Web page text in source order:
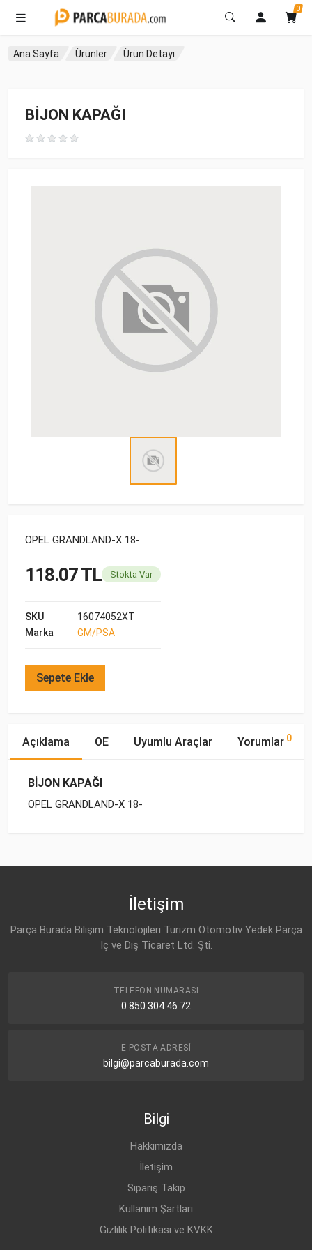
0
Ana Sayfa Ürünler Ürün Detayı
BİJON KAPAĞI
OPEL GRANDLAND-X 18-
118.07 TL Stokta Var
SKU
16074052XT
Marka
GM/PSA
Sepete Ekle
Açıklama OE Uyumlu Araçlar Yorumlar 0
BİJON KAPAĞI
OPEL GRANDLAND-X 18-
İletişim
Parça Burada Bilişim Teknolojileri Turizm Otomotiv Yedek Parça
İç ve Dış Ticaret Ltd. Şti.
TELEFON NUMARASI
0 850 304 46 72
E-POSTA ADRESI
bilgi@parcaburada.com
Bilgi
Hakkımızda
İletişim
Sipariş Takip
Kullanım Şartları
Gizlilik Politikası ve KVKK